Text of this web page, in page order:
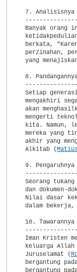
7. Analisisnya
Banyak orang
berkata,
perzinahan,
yang
8.
Setiap
mengakhiri
akan
mengerti
kita. Namun,
mereka yang
akhir yang
  Alkitab (
9. Pengaruhnya
Seorang tukang
dan dokumen-
Nilai dasar
dalam bekerja,
10. Tawarannya
Iman Kristen
keluarga Allah
  Juruselamat (
bergantung
bergantung